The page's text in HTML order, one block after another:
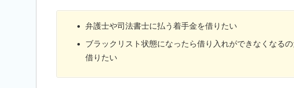
弁護士や司法書士に払う着手金を借りたい
ブラックリスト状態になったら借り入れができなくなる
借りたい